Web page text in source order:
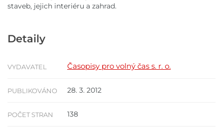
staveb, jejich interiéru a zahrad.
Detaily
VYDAVATEL Časopisy pro volný čas s. r. o.
PUBLIKOVÁNO 28. 3. 2012
POČET STRAN 138